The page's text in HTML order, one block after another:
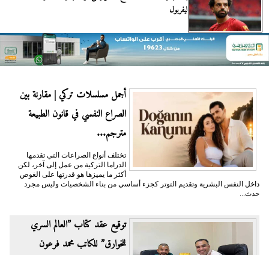
ليفربول
أجمل مسلسلات تركي | مقارنة بين
الصراع النفسي في قانون الطبيعة
مترجم...
تختلف أنواع الصراعات التي تقدمها
الدراما التركية من عمل إلى آخر، لكن
أكثر ما يميزها هو قدرتها على الغوص
داخل النفس البشرية وتقديم التوتر كجزء أساسي من بناء الشخصيات وليس مجرد
حدث...
توقيع عقد كتاب ”العالم السري
للخوارق” للكاتب محمد فرعون